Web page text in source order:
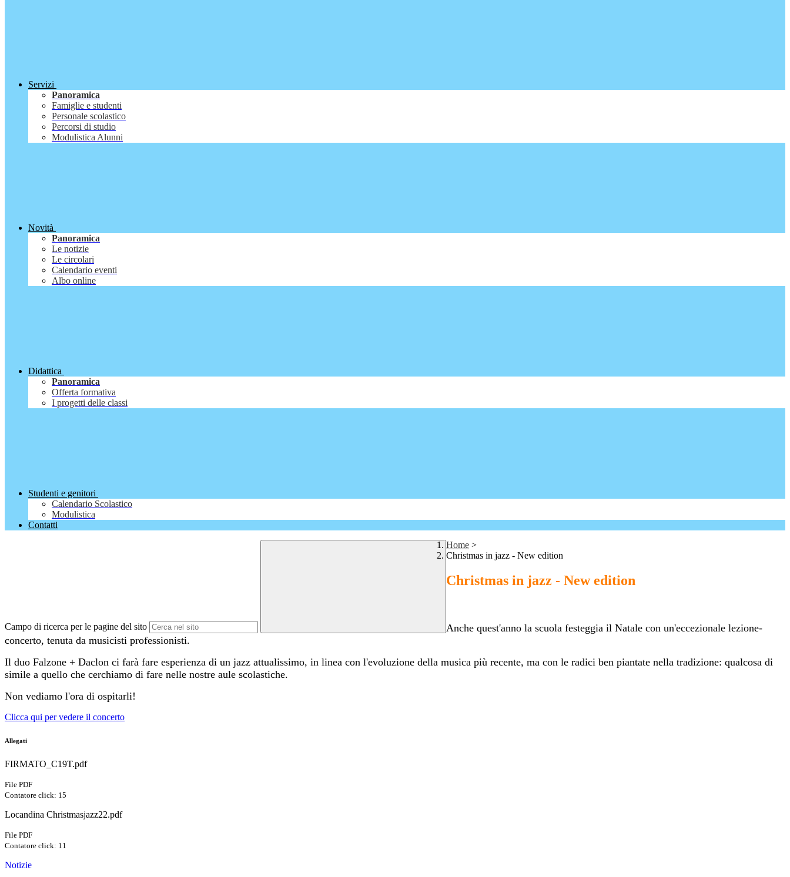
Servizi
Panoramica
Famiglie e studenti
Personale scolastico
Percorsi di studio
Modulistica Alunni
Novità
Panoramica
Le notizie
Le circolari
Calendario eventi
Albo online
Didattica
Panoramica
Offerta formativa
I progetti delle classi
Studenti e genitori
Calendario Scolastico
Modulistica
Contatti
Campo di ricerca per le pagine del sito
Home >
Christmas in jazz - New edition
Christmas in jazz - New edition
Anche quest'anno la scuola festeggia il Natale con un'eccezionale lezione-
concerto, tenuta da musicisti professionisti.
Il duo Falzone + Daclon ci farà fare esperienza di un jazz attualissimo, in linea con l'evoluzione della musica più recente, ma con le radici ben piantate nella tradizione: qualcosa di
simile a quello che cerchiamo di fare nelle nostre aule scolastiche.
Non vediamo l'ora di ospitarli!
Clicca qui per vedere il concerto
Allegati
FIRMATO_C19T.pdf
File PDF
Contatore click: 15
Locandina Christmasjazz22.pdf
File PDF
Contatore click: 11
Notizie